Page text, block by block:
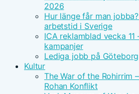
2026
Hur länge får man
arbetstid i Sverige
ICA reklamblad vecka
kampanjer
Lediga jobb på
Kultur
The War of the Rohirrim
Rohan Konflikt